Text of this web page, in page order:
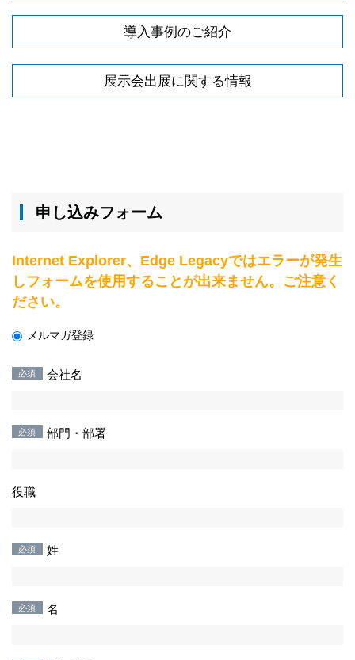
導入事例のご紹介
展示会出展に関する情報
申し込みフォーム
Internet Explorer、Edge Legacyではエラーが発生
しフォームを使用することが出来ません。ご注意く
ださい。
メルマガ登録
会社名
部門・部署
役職
姓
名